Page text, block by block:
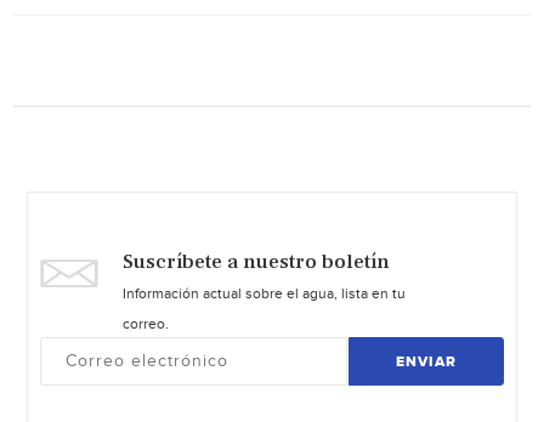
Suscríbete a nuestro boletín
Información actual sobre el agua, lista en tu
correo.
ENVIAR